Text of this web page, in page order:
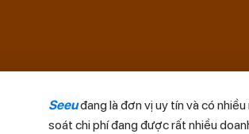
Seeuđang là đơn vị uy tín và có
soát chi phí đang được rất nhiều